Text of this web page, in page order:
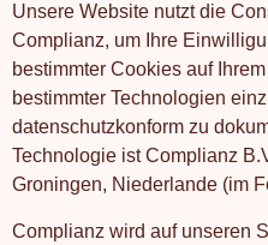
Unsere Website nutzt die
Complianz, um Ihre
bestimmter Cookies auf
bestimmter Technologien
datenschutzkonform zu
Technologie ist Complianz
Groningen, Niederlande (im
Complianz wird auf unseren